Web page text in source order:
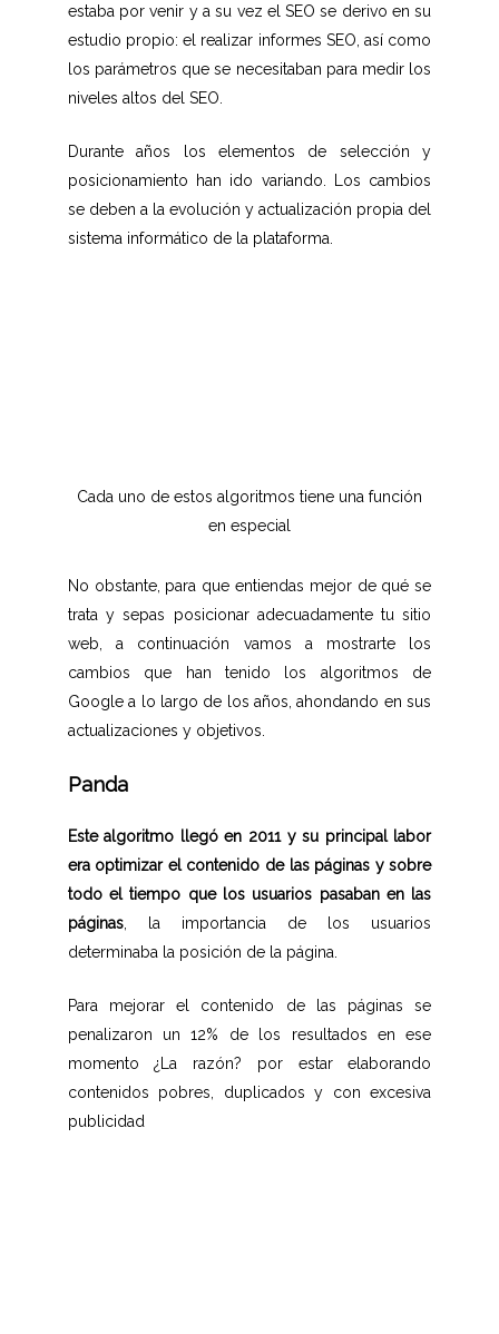
estaba por venir y a su vez el SEO se derivo en su
estudio propio: el realizar informes SEO, así como
los parámetros que se necesitaban para medir los
niveles altos del SEO.
Durante años los elementos de selección y
posicionamiento han ido variando. Los cambios
se deben a la evolución y actualización propia del
sistema informático de la plataforma.
Cada uno de estos algoritmos tiene una función
en especial
No obstante, para que entiendas mejor de qué se
trata y sepas posicionar adecuadamente tu sitio
web, a continuación vamos a mostrarte los
cambios que han tenido los algoritmos de
Google a lo largo de los años, ahondando en sus
actualizaciones y objetivos.
Panda
Este algoritmo llegó en 2011 y su principal labor
era optimizar el contenido de las páginas y sobre
todo el tiempo que los usuarios pasaban en las
páginas, la importancia de los usuarios
determinaba la posición de la página.
Para mejorar el contenido de las páginas se
penalizaron un 12% de los resultados en ese
momento ¿La razón? por estar elaborando
contenidos pobres, duplicados y con excesiva
publicidad